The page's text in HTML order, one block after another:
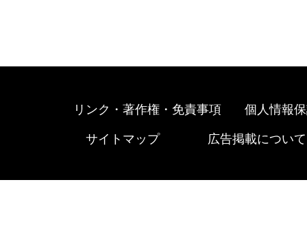
リンク・著作権・免責事項 個人情報
サイトマップ 広告掲載について